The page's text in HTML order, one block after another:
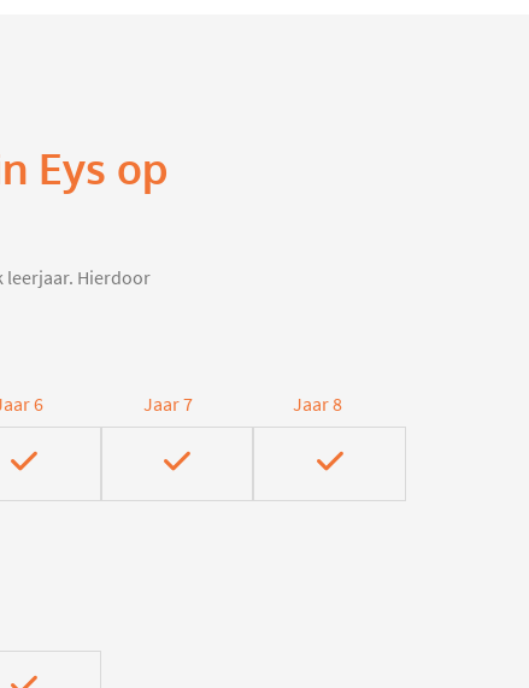
Eys op
leerjaar. Hierdoor
6 Jaar 7 Jaar 8